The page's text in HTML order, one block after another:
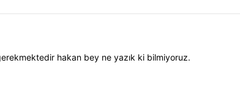
hakan bey ne yazık ki bilmiyoruz.